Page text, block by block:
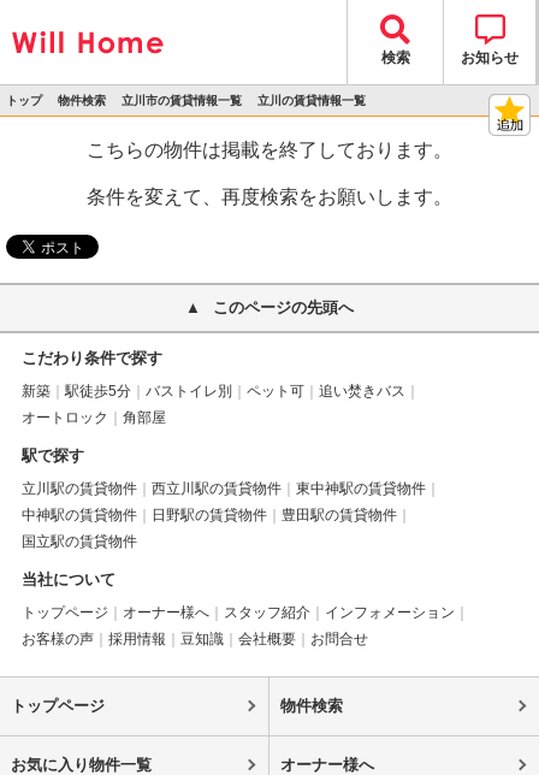
検索 お知らせ
トップ 物件検索 立川市の賃貸情報一覧 立川の賃貸情報一覧
こちらの物件は掲載を終了しております。
条件を変えて、再度検索をお願いします。
このページの先頭へ
こだわり条件で探す
新築 駅徒歩5分 バストイレ別 ペット可
追い焚きバス
オートロック
角部屋
駅で探す
立川駅の賃貸物件 西立川駅の賃貸物件
東中神駅の賃貸物件
中神駅の賃貸物件
日野駅の賃貸物件
豊田駅の賃貸物件
国立駅の賃貸物件
当社について
トップページ オーナー様へ スタッフ紹介
インフォメーション
お客様の声
採用情報 豆知識 会社概要 お問合せ
トップページ 物件検索
お気に入り物件一覧 オーナー様へ